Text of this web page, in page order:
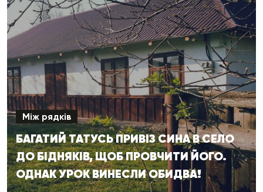
Між рядків
БАГАТИЙ ТАТУСЬ ПРИВІЗ СИНА В СЕЛО
ДО БІДНЯКІВ, ЩОБ ПРОВЧИТИ ЙОГО.
ОДНАК УРОК ВИНЕСЛИ ОБИДВА!